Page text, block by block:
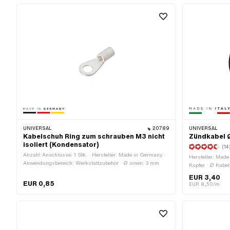
UNIVERSAL 20789
Kabelschuh Ring zum schrauben M3 nicht
isoliert (Kondensator)
Anzahl Anschlüsse: 1 Stk. · Hersteller: Made in Germany ·
Anwendungsbereich: Werkstattzubehör · Ø innen: 3 mm
EUR 0,85
UNIVERSAL
Zündkabel
(14)
Hersteller:
Kupfer · Ø
OEM-Nr.:
EUR 3,40
EUR 8,50/m